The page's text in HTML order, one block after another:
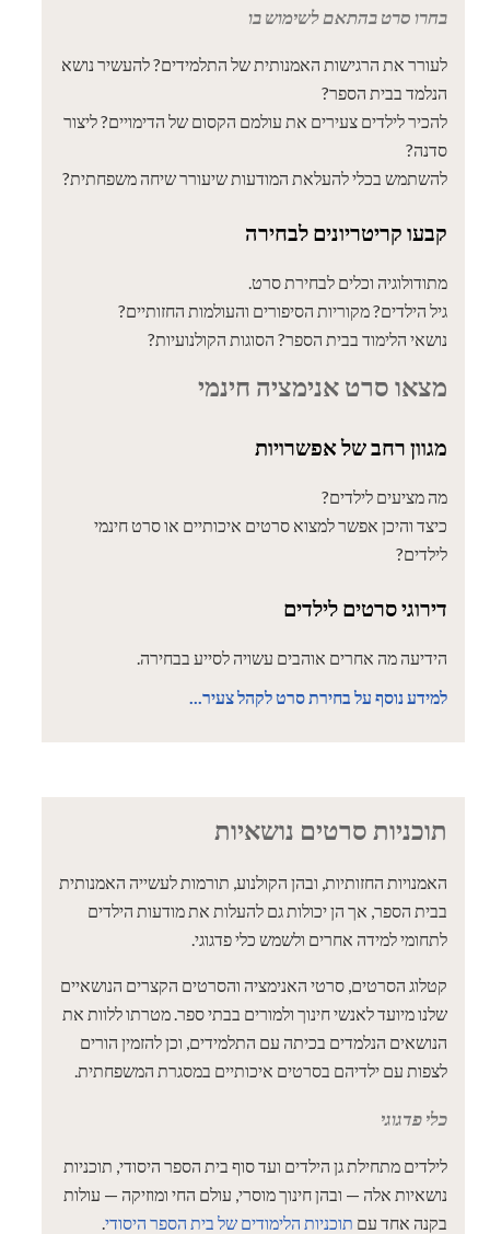
בחרו סרט בהתאם לשימוש בו
לעורר את הרגישות האמנותית של התלמידים? להעשיר נושא
הנלמד בבית הספר?
להכיר לילדים צעירים את עולמם הקסום של הדימויים? ליצור
סדנה?
להשתמש בכלי להעלאת המודעות שיעורר שיחה משפחתית?
קבעו קריטריונים לבחירה
מתודולוגיה וכלים לבחירת סרט.
גיל הילדים? מקוריות הסיפורים והעולמות החזותיים?
נושאי הלימוד בבית הספר? הסוגות הקולנועיות?
מצאו סרט אנימציה חינמי
מגוון רחב של אפשרויות
מה מציעים לילדים?
כיצד והיכן אפשר למצוא סרטים איכותיים או סרט חינמי
לילדים?
דירוגי סרטים לילדים
הידיעה מה אחרים אוהבים עשויה לסייע בבחירה.
למידע נוסף על בחירת סרט לקהל צעיר...
תוכניות סרטים נושאיות
האמנויות החזותיות, ובהן הקולנוע, תורמות לעשייה האמנותית
בבית הספר, אך הן יכולות גם להעלות את מודעות הילדים
לתחומי למידה אחרים ולשמש כלי פדגוגי.
קטלוג הסרטים, סרטי האנימציה והסרטים הקצרים הנושאיים
שלנו מיועד לאנשי חינוך ולמורים בבתי ספר. מטרתו ללוות את
הנושאים הנלמדים בכיתה עם התלמידים, וכן להזמין הורים
לצפות עם ילדיהם בסרטים איכותיים במסגרת המשפחתית.
כלי פדגוגי
לילדים מתחילת גן הילדים ועד סוף בית הספר היסודי, תוכניות
נושאיות אלה — ובהן חינוך מוסרי, עולם החי ומוזיקה — עולות
בקנה אחד עם תוכניות הלימודים של בית הספר היסודי